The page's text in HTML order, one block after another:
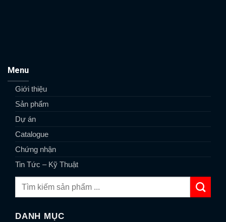
Menu
Giới thiệu
Sản phẩm
Dự án
Catalogue
Chứng nhận
Tin Tức – Kỹ Thuật
DANH MỤC